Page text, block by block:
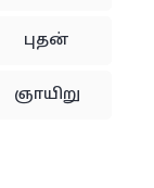
புதன்
ஞாயிறு